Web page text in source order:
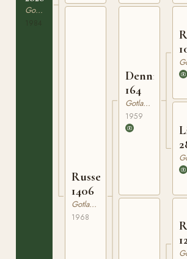
Gotlandsruss
Russett
1406
Gotlandsruss
1968
Dennis
164
Gotlandsruss
1959